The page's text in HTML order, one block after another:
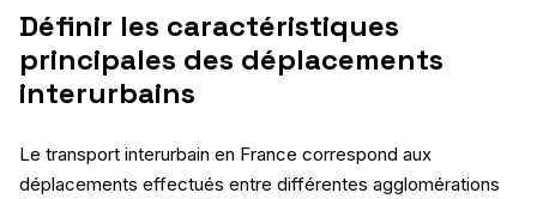
Définir les caractéristiques
principales des déplacements
interurbains
Le transport interurbain en France correspond aux
déplacements effectués entre différentes agglomérations